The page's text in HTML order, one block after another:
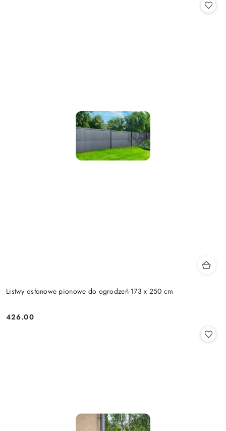
Listwy osłonowe pionowe do ogrodzeń 173 x 250 cm
Cena:
426.00